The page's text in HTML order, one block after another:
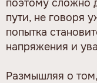
поэтому сложно
пути, не говоря
попытка
напряжения и
Размышляя о